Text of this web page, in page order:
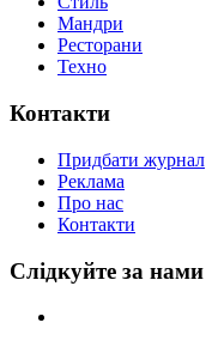
Мандри
Ресторани
Техно
Контакти
Придбати журнал
Реклама
Про нас
Контакти
Слідкуйте за нами